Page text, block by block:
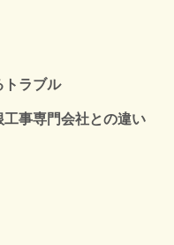
トラブル
事専門会社との違い